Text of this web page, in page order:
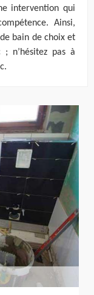
intervention qui
Ainsi,
bain de choix et
n’hésitez pas à